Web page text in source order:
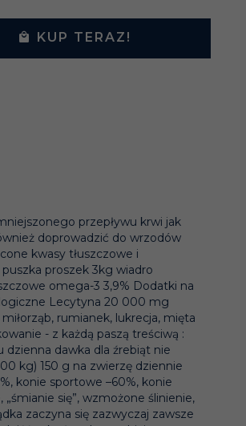
KUP TERAZ!
przepływu krwi jak
doprowadzić do wrzodów
kwasy tłuszczowe i
proszek 3kg wiadro
omega-3 3,9% Dodatki na
Lecytyna 20 000 mg
rumianek, lukrecja, mięta
- z każdą paszą treściwą :
dzienna dawka dla źrebiąt nie
kg) 150 g na zwierzę dziennie
konie sportowe –60%, konie
się”, wzmożone ślinienie,
zaczyna się zazwyczaj zawsze